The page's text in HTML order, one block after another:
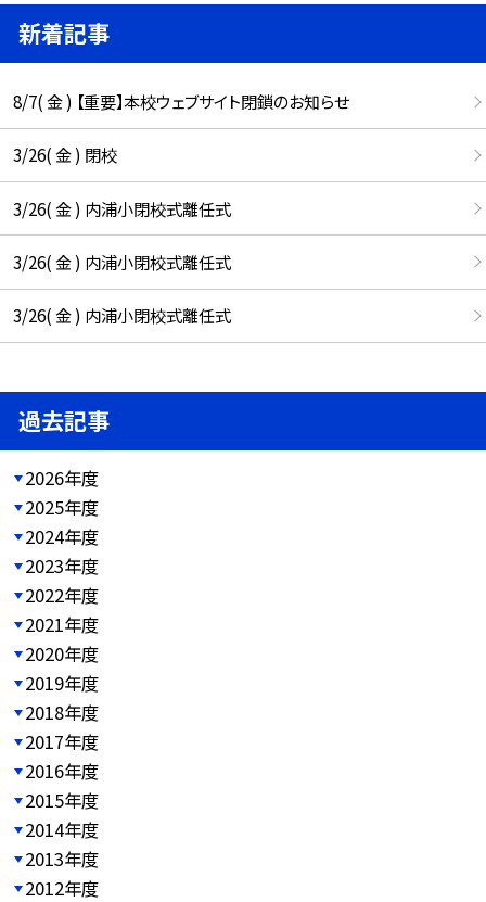
新着記事
8/7( 金 ) 【重要】本校ウェブサイト閉鎖のお知らせ
3/26( 金 ) 閉校
3/26( 金 ) 内浦小閉校式離任式
3/26( 金 ) 内浦小閉校式離任式
3/26( 金 ) 内浦小閉校式離任式
過去記事
2026年度
2025年度
2024年度
2023年度
2022年度
2021年度
2020年度
2019年度
2018年度
2017年度
2016年度
2015年度
2014年度
2013年度
2012年度